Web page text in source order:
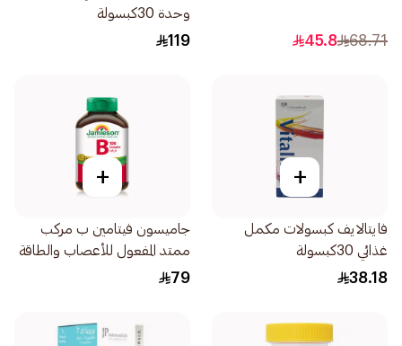
68.71
45.8
وحدة 30كبسولة
119
+
فايتالايف كبسولات مكمل
غذائي 30كبسولة
38.18
+
جاميسون فيتامين ب مركب
ممتد المفعول للأعصاب والطاقة
30كبسولة
79